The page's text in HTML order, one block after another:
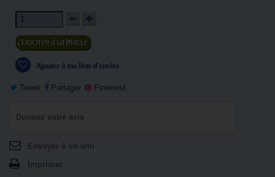
Ajouter au panier
Ajouter à ma liste d'envies
Tweet Partager Pinterest
Donnez votre avis
Envoyer à un ami
Imprimer